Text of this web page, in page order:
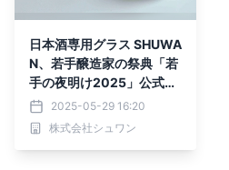
日本酒専用グラス SHUWA
N、若手醸造家の祭典「若
手の夜明け2025」公式酒
器に採用決定
2025-05-29 16:20
株式会社シュワン